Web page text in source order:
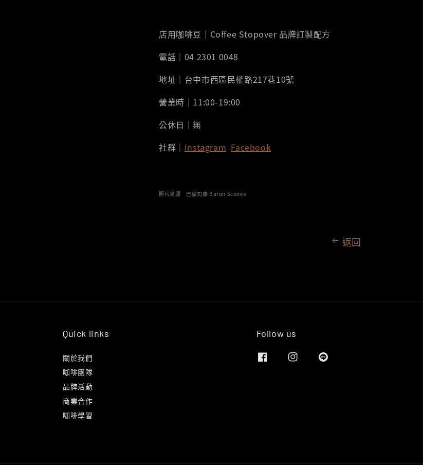
店用咖啡豆｜Coffee Stopover 品牌訂製配方
電話｜04 2301 0048
地址｜台中市西區民權路217巷10號
營業時｜11:00-19:00
公休日｜無
社群｜ Instagram Facebook
照片來源 巴倫司康 Baron Scones
返回
Quick links
關於我們
咖啡團隊
品牌活動
商業合作
咖啡學習
Follow us